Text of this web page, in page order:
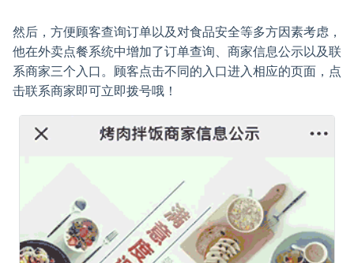
然后，方便顾客查询订单以及对食品安全等多方因素考虑，
他在外卖点餐系统中增加了订单查询、商家信息公示以及联
系商家三个入口。顾客点击不同的入口进入相应的页面，点
击联系商家即可立即拨号哦！